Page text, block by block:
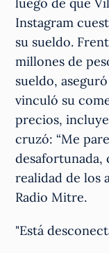
luego de que
Instagram
su sueldo.
millones de
sueldo,
vinculó su
precios,
cruzó: “Me
desafortunada,
realidad de los
Radio Mitre.
"Está